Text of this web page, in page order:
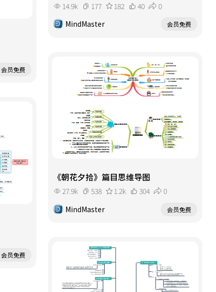
会员免费
14.9k 177 182 40
0
MindMaster
会员免费
《朝花夕拾》篇目思维导图
27.9k 538 1.2k 304
0
MindMaster
会员免费
会员免费